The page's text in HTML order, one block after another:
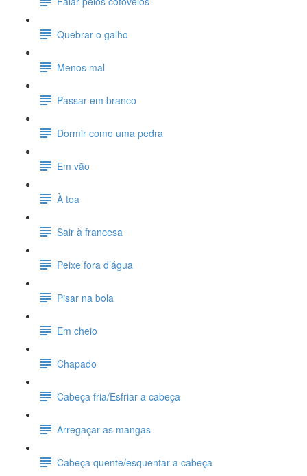
Quebrar o galho
Menos mal
Passar em branco
Dormir como uma pedra
Em vão
À toa
Sair à francesa
Peixe fora d’água
Pisar na bola
Em cheio
Chapado
Cabeça fria/Esfriar a cabeça
Arregaçar as mangas
Cabeça quente/esquentar a cabeça